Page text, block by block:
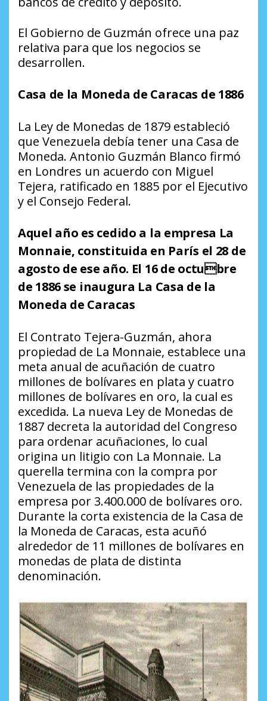
El Gobierno de Guzmán ofrece una paz
relativa para que los negocios se
desarrollen.
Casa de la Moneda de Caracas de 1886
La Ley de Monedas de 1879 estableció
que Venezuela debía tener una Casa de
Moneda. Antonio Guzmán Blanco firmó
en Londres un acuerdo con Miguel
Tejera, ratificado en 1885 por el Ejecutivo
y el Consejo Federal.
Aquel año es cedido a la empresa La
Monnaie, constituida en París el 28 de
agosto de ese año. El 16 de octubre
de 1886 se inaugura La Casa de la
Moneda de Caracas
El Contrato Tejera-Guzmán, ahora
propiedad de La Monnaie, establece una
meta anual de acuñación de cuatro
millones de bolívares en plata y cuatro
millones de bolívares en oro, la cual es
excedida. La nueva Ley de Monedas de
1887 decreta la autoridad del Congreso
para ordenar acuñaciones, lo cual
origina un litigio con La Monnaie. La
querella termina con la compra por
Venezuela de las propiedades de la
empresa por 3.400.000 de bolívares oro.
Durante la corta existencia de la Casa de
la Moneda de Caracas, esta acuñó
alrededor de 11 millones de bolívares en
monedas de plata de distinta
denominación.